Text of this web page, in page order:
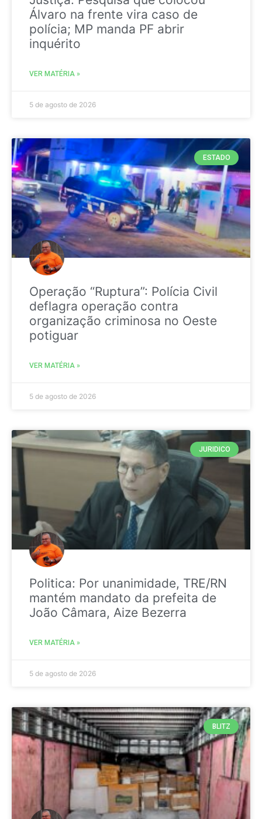
Álvaro na frente vira caso de
polícia; MP manda PF abrir
inquérito
VER MATÉRIA »
5 de agosto de 2026
ESTADO
Operação “Ruptura”: Polícia Civil
deflagra operação contra
organização criminosa no Oeste
potiguar
VER MATÉRIA »
5 de agosto de 2026
JURIDICO
Politica: Por unanimidade, TRE/RN
mantém mandato da prefeita de
João Câmara, Aize Bezerra
VER MATÉRIA »
5 de agosto de 2026
BLITZ